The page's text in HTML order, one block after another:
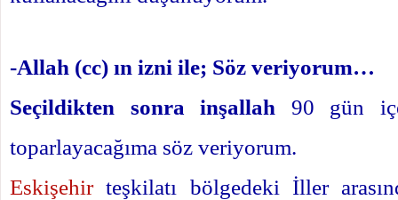
-Allah (cc) ın izni ile; Söz veriyorum…
Seçildikten sonra inşallah 90 gün
toparlayacağıma söz veriyorum.
Eskişehirteşkilatı bölgedeki İller